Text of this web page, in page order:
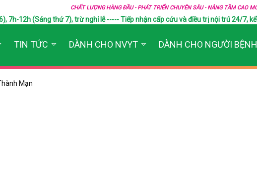
CHẤT LƯỢNG HÀNG ĐẦU - PHÁT TRIỂN CHUYÊN SÂU - NÂNG TẦM CAO
7h-12h (Sáng thứ 7), trừ nghỉ lễ ----- Tiếp nhận cấp cứu và điều trị nội trú 24/7,
TIN TỨC DÀNH CHO NVYT DÀNH CHO NGƯỜI BỆNH
Mạn